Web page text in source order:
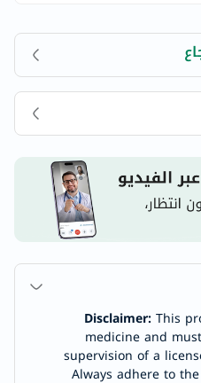
Disclaimer:This
medicine and
supervision of a
Always adhere to